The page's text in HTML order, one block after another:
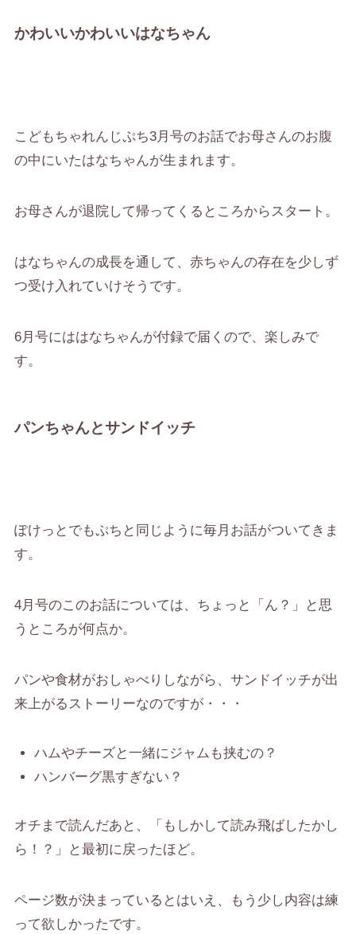
かわいいかわいいはなちゃん
こどもちゃれんじぷち3月号のお話でお母さんのお腹
の中にいたはなちゃんが生まれます。
お母さんが退院して帰ってくるところからスタート。
はなちゃんの成長を通して、赤ちゃんの存在を少しず
つ受け入れていけそうです。
6月号にははなちゃんが付録で届くので、楽しみで
す。
パンちゃんとサンドイッチ
ぽけっとでもぷちと同じように毎月お話がついてきま
す。
4月号のこのお話については、ちょっと「ん？」と思
うところが何点か。
パンや食材がおしゃべりしながら、サンドイッチが出
来上がるストーリーなのですが・・・
ハムやチーズと一緒にジャムも挟むの？
ハンバーグ黒すぎない？
オチまで読んだあと、「もしかして読み飛ばしたかし
ら！？」と最初に戻ったほど。
ページ数が決まっているとはいえ、もう少し内容は練
って欲しかったです。